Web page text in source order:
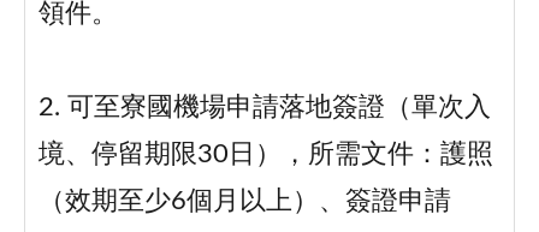
領件。
2. 可至寮國機場申請落地簽證（單次入
境、停留期限30日），所需文件：護照
（效期至少6個月以上）、簽證申請